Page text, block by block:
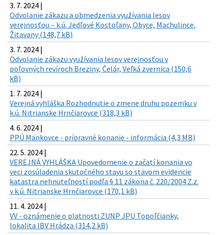
3. 7. 2024 |
Odvolanie zákazu a obmedzenia využívania lesov
verejnosťou – k.ú. Jedľové Kostoľany, Obyce, Machulince,
Žitavany (148,7 kB)
3. 7. 2024 |
Odvolanie zákazu využívania lesov verejnosťou v
poľovných revíroch Breziny, Čelár, Veľká zvernica (150,6
kB)
1. 7. 2024 |
Verejná vyhláška Rozhodnutie o zmene druhu pozemku v
k.ú. Nitrianske Hrnčiarovce (318,3 kB)
4. 6. 2024 |
PPÚ Mankovce - prípravné konanie - informácia (4,3 MB)
22. 5. 2024 |
VEREJNÁ VYHLÁŠKA Upovedomenie o začatí konania vo
veci zosúladenia skutočného stavu so stavom evidencie
katastra nehnuteľností podľa § 11 zákona č. 220/2004 Z.z.
v k.ú. Nitrianske Hrnčiarovce (170,1 kB)
11. 4. 2024 |
VV - oznámenie o platnosti ZUNP JPU Topoľčianky,
lokalita IBV Hrádza (314,2 kB)